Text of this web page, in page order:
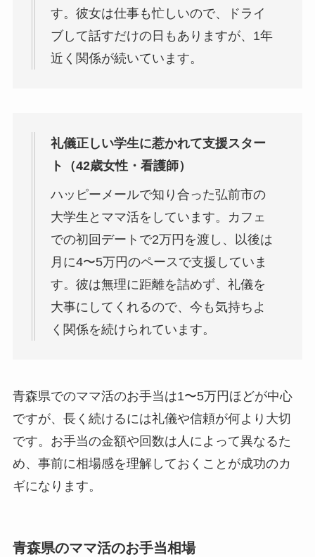
す。彼女は仕事も忙しいので、ドライ
ブして話すだけの日もありますが、1年
近く関係が続いています。
礼儀正しい学生に惹かれて支援スター
ト（42歳女性・看護師）
ハッピーメールで知り合った弘前市の
大学生とママ活をしています。カフェ
での初回デートで2万円を渡し、以後は
月に4〜5万円のペースで支援していま
す。彼は無理に距離を詰めず、礼儀を
大事にしてくれるので、今も気持ちよ
く関係を続けられています。
青森県でのママ活のお手当は1〜5万円ほどが中心
ですが、長く続けるには礼儀や信頼が何より大切
です。お手当の金額や回数は人によって異なるた
め、事前に相場感を理解しておくことが成功のカ
ギになります。
青森県のママ活のお手当相場